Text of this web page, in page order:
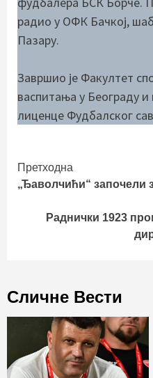
радио у ОФК Бачкој,
Пазару.
Завршио је Факултет
васпитања у Београду и
лиценце Фудбалског
Continue
Reading
Претходна
„Ђаволчићи“ започели
Раднички 1923
Сличне Вести